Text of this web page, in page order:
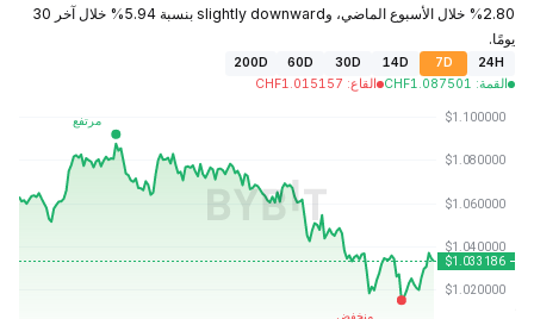
2.80% خلال الأسبوع الماضي، وslightly downward بنسبة 5.94% خلال آخر 30
يومًا.
24H
7D
14D
30D
60D
200D
القمة:
CHF1.087501 القاع:
CHF1.015157